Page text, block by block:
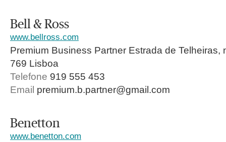
Bell & Ross
www.bellross.com
Premium Business Partner Estrada de Telheiras,
769 Lisboa
Telefone 919 555 453
Email premium.b.partner@gmail.com
Benetton
www.benetton.com